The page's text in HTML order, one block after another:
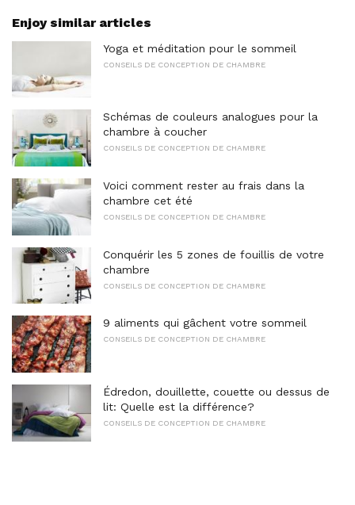
Enjoy similar articles
Yoga et méditation pour le sommeil
CONSEILS DE CONCEPTION DE CHAMBRE
Schémas de couleurs analogues pour la
chambre à coucher
CONSEILS DE CONCEPTION DE CHAMBRE
Voici comment rester au frais dans la
chambre cet été
CONSEILS DE CONCEPTION DE CHAMBRE
Conquérir les 5 zones de fouillis de votre
chambre
CONSEILS DE CONCEPTION DE CHAMBRE
9 aliments qui gâchent votre sommeil
CONSEILS DE CONCEPTION DE CHAMBRE
Édredon, douillette, couette ou dessus de
lit: Quelle est la différence?
CONSEILS DE CONCEPTION DE CHAMBRE